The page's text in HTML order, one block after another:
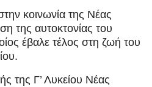
κοινωνία της Νέας
της αυτοκτονίας του
έβαλε τέλος στη ζωή του
της Γ’ Λυκείου Νέας